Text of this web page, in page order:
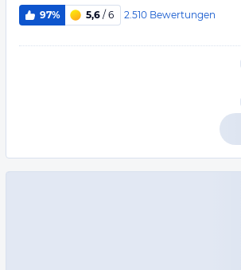
97% 5,6 / 6 2.510 Bewertungen